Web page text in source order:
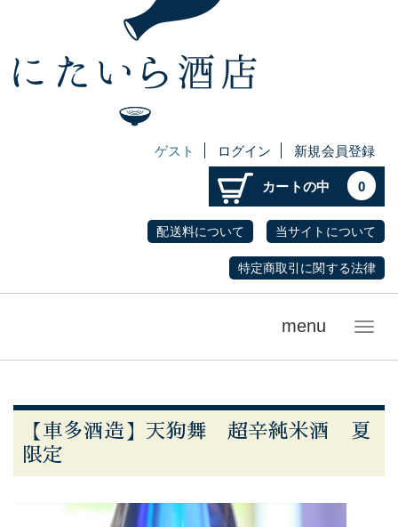
ゲスト ログイン 新規会員登録
カートの中 0
配送料について 当サイトについて
特定商取引に関する法律
メ
menu
【車多酒造】天狗舞 超辛純米酒 夏
限定